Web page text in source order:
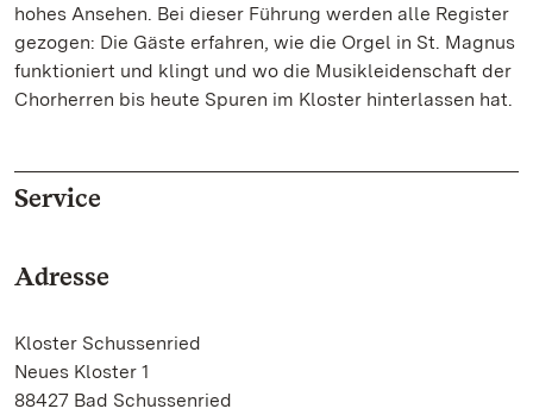
hohes Ansehen. Bei dieser Führung werden alle Register
gezogen: Die Gäste erfahren, wie die Orgel in St. Magnus
funktioniert und klingt und wo die Musikleidenschaft der
Chorherren bis heute Spuren im Kloster hinterlassen hat.
Service
Adresse
Kloster Schussenried
Neues Kloster 1
88427 Bad Schussenried